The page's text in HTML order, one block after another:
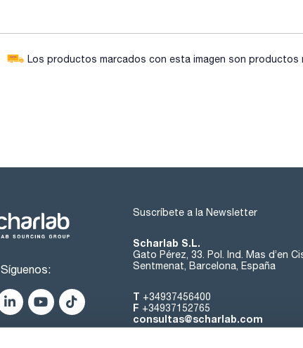
Los productos marcados con esta imagen son productos
Síguenos:
Suscríbete a la Newsletter
Scharlab S.L.
Gato Pérez, 33. Pol. Ind. Mas d’en
Sentmenat, Barcelona, España
T +34937456400
F +34937152765
consultas@scharlab.com